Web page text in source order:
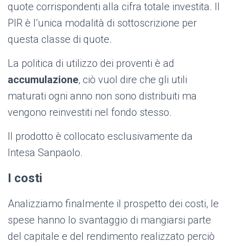
quote corrispondenti alla cifra totale investita. Il
PIR è l’unica modalità di sottoscrizione per
questa classe di quote.
La politica di utilizzo dei proventi è ad
accumulazione, ciò vuol dire che gli utili
maturati ogni anno non sono distribuiti ma
vengono reinvestiti nel fondo stesso.
Il prodotto è collocato esclusivamente da
Intesa Sanpaolo.
I costi
Analizziamo finalmente il prospetto dei costi, le
spese hanno lo svantaggio di mangiarsi parte
del capitale e del rendimento realizzato perciò